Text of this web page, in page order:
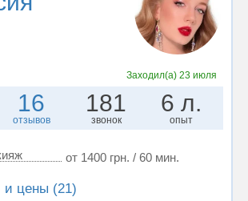
Заходил(а)23 июля
16
отзывов
181
звонок
6 л.
опыт
от 1400 грн. / 60 мин.
и цены (21)